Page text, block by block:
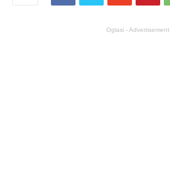
Oglasi - Advertisement